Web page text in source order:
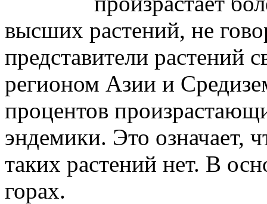
высших растений, не
представители растений
регионом Азии и
процентов
эндемики. Это означает,
таких растений нет. В
горах.